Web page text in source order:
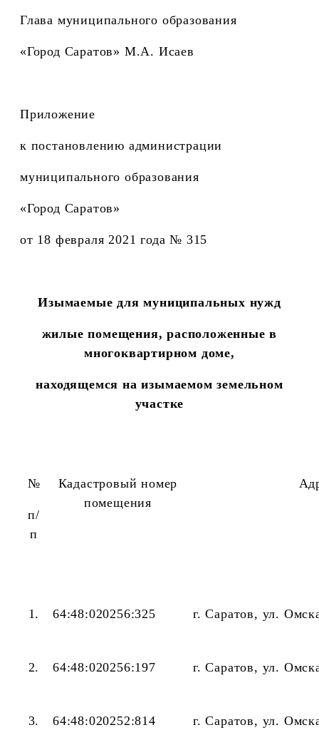
Глава муниципального образования
«Город Саратов» М.А. Исаев
Приложение
к постановлению администрации
муниципального образования
«Город Саратов»
от 18 февраля 2021 года № 315
Изымаемые для муниципальных нужд
жилые помещения, расположенные в
многоквартирном доме,
находящемся на изымаемом земельном
участке
№
п/
п
Кадастровый номер
помещения
1. 64:48:020256:325 г. Саратов, ул.
2. 64:48:020256:197 г. Саратов, ул.
3. 64:48:020252:814 г. Саратов, ул.